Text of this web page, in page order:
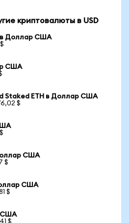
криптовалюты в USD
в Доллар США
США
Staked ETH в Доллар США
$
США
$
США
$
США
$